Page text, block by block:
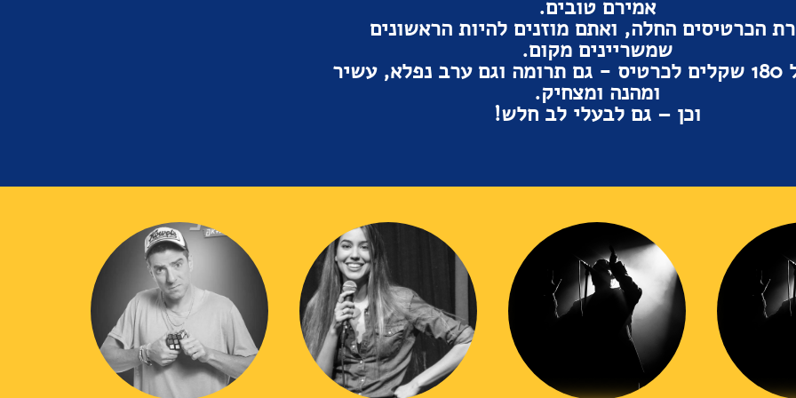
אמירם טובים.
הכרטיסים החלה, ואתם מוזנים להיות הראשונים
שמשריינים מקום.
בסך הכל 180 שקלים לכרטיס - גם תרומה וגם ערב נפלא, עשיר
ומהנה ומצחיק.
וכן – גם לבעלי לב חלש!